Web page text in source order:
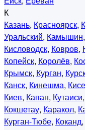
К
Казань, Красноярск,
Уральский, Камышин,
Кисловодск, Ковров,
Копейск, Королёв,
Крымск, Курган,
Канск, Кинешма,
Киев, Капан, Кутаиси,
Кокшетау, Каракол,
Курган-Тюбе, Коканд,